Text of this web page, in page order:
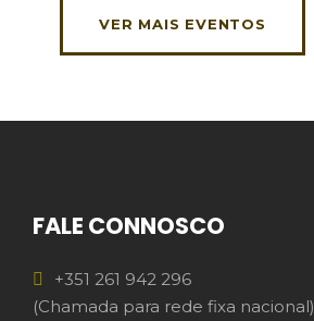
VER MAIS EVENTOS
FALE CONNOSCO
+351 261 942 296
(Chamada para rede fixa nacional)